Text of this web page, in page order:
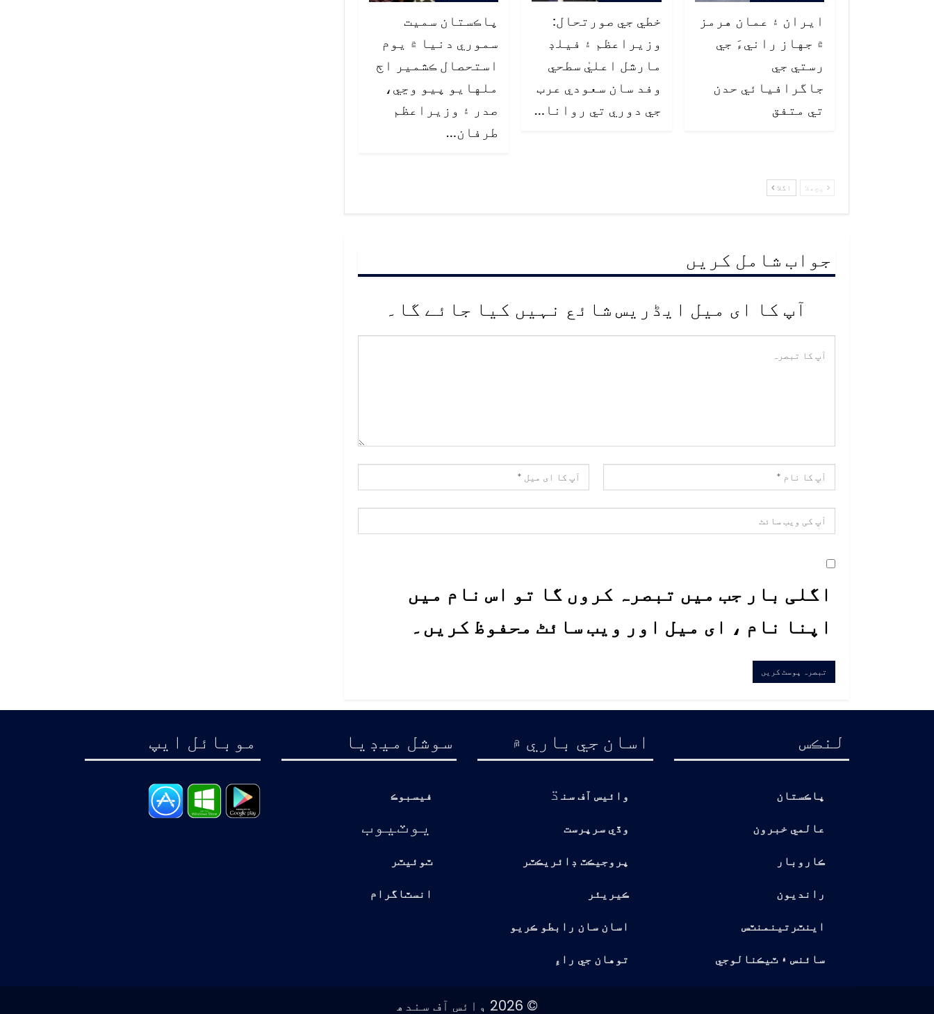
ايران ۽ عمان هرمز
۾ جهاز رانيءَ جي
رستي جي
جاگرافيائي حدن
تي متفق
خطي جي صورتحال:
وزيراعظم ۽ فيلڊ
مارشل اعليٰ سطحي
وفد سان سعودي عرب
جي دوري تي روانا…
پاڪستان سميت
سموري دنيا ۾ يوم
استحصال ڪشمير اڄ
ملهايو پيو وڃي،
صدر ۽ وزيراعظم
طرفان…
پچھلا اگلا
جواب شامل کریں
آپ کا ای میل ایڈریس شائع نہیں کیا جائے گا۔
اگلی بار جب میں تبصرہ کروں گا تو اس نام میں
اپنا نام ، ای میل اور ویب سائٹ محفوظ کریں۔
لنڪس
پاڪستان
عالمي خبرون
ڪاروبار
رانديون
اينٽرتينمنٽس
سائنس ۽ ٽيڪنالوجي
اسان جي باري ۾
وائيس آف سن ڌ
وڏي سرپرست
پروجيڪٽ ڊائريڪٽر
ڪيريئر
اسان سان رابطو ڪريو
توهان جي راءِ
سوشل ميڊيا
فيسبوڪ
يوٽيوب
ٽوئيٽر
انسٽاگرام
موبائل ايپ
© 2026 وائس آف سندھ